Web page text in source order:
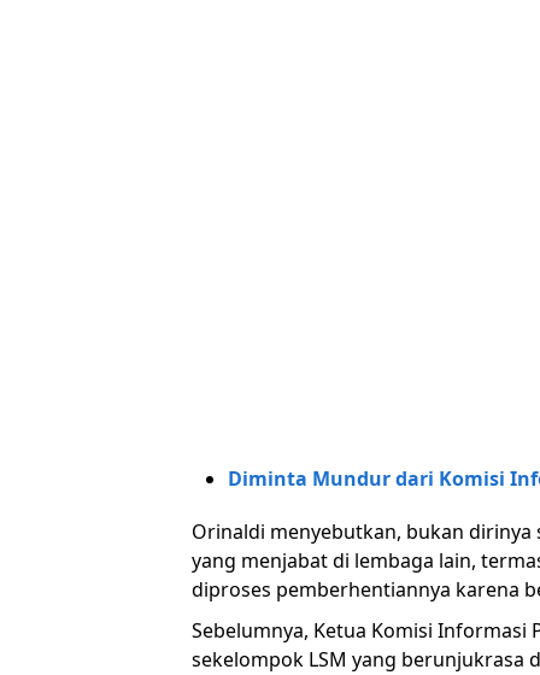
Diminta Mundur dari Komisi
Orinaldi menyebutkan, bukan dirinya
yang menjabat di lembaga lain,
diproses pemberhentiannya karena
Sebelumnya, Ketua Komisi
sekelompok LSM yang berunjukrasa